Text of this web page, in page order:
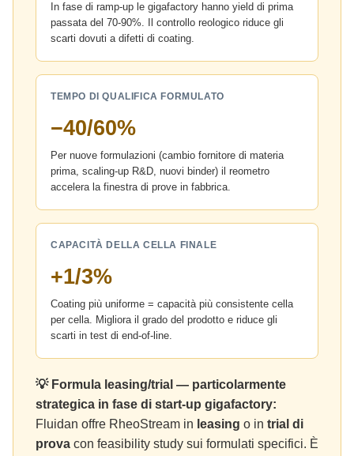
In fase di ramp-up le gigafactory hanno yield di prima
passata del 70-90%. Il controllo reologico riduce gli
scarti dovuti a difetti di coating.
TEMPO DI QUALIFICA FORMULATO
−40/60%
Per nuove formulazioni (cambio fornitore di materia
prima, scaling-up R&D, nuovi binder) il reometro
accelera la finestra di prove in fabbrica.
CAPACITÀ DELLA CELLA FINALE
+1/3%
Coating più uniforme = capacità più consistente cella
per cella. Migliora il grado del prodotto e riduce gli
scarti in test di end-of-line.
💡 Formula leasing/trial — particolarmente
strategica in fase di start-up gigafactory:
Fluidan offre RheoStream in leasing o in trial di
prova con feasibility study sui formulati specifici. È